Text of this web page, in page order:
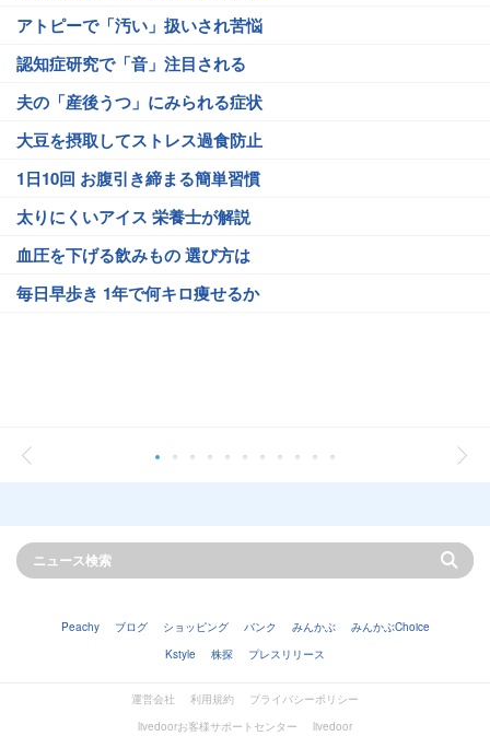
アトピーで「汚い」扱いされ苦悩
認知症研究で「音」注目される
夫の「産後うつ」にみられる症状
大豆を摂取してストレス過食防止
1日10回 お腹引き締まる簡単習慣
太りにくいアイス 栄養士が解説
血圧を下げる飲みもの 選び方は
毎日早歩き 1年で何キロ痩せるか
Peachy ブログ ショッピング バンク みんかぶ
みんかぶChoice
Kstyle
株探 プレスリリース
運営会社 利用規約
プライバシーポリシー
livedoorお客様サポートセンター
livedoor